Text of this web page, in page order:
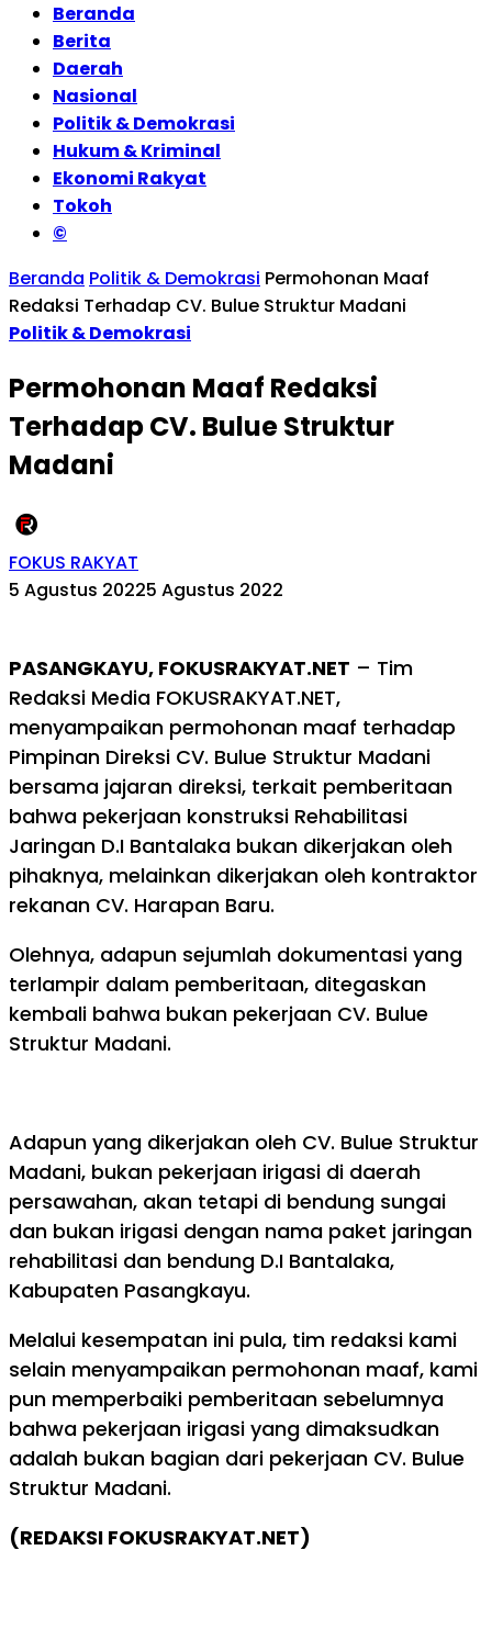
Beranda
Berita
Daerah
Nasional
Politik & Demokrasi
Hukum & Kriminal
Ekonomi Rakyat
Tokoh
©
Beranda Politik & Demokrasi Permohonan Maaf
Redaksi Terhadap CV. Bulue Struktur Madani
Politik & Demokrasi
Permohonan Maaf Redaksi
Terhadap CV. Bulue Struktur
Madani
FOKUS RAKYAT
5 Agustus 20225 Agustus 2022
PASANGKAYU, FOKUSRAKYAT.NET – Tim
Redaksi Media FOKUSRAKYAT.NET,
menyampaikan permohonan maaf terhadap
Pimpinan Direksi CV. Bulue Struktur Madani
bersama jajaran direksi, terkait pemberitaan
bahwa pekerjaan konstruksi Rehabilitasi
Jaringan D.I Bantalaka bukan dikerjakan oleh
pihaknya, melainkan dikerjakan oleh kontraktor
rekanan CV. Harapan Baru.
Olehnya, adapun sejumlah dokumentasi yang
terlampir dalam pemberitaan, ditegaskan
kembali bahwa bukan pekerjaan CV. Bulue
Struktur Madani.
Adapun yang dikerjakan oleh CV. Bulue Struktur
Madani, bukan pekerjaan irigasi di daerah
persawahan, akan tetapi di bendung sungai
dan bukan irigasi dengan nama paket jaringan
rehabilitasi dan bendung D.I Bantalaka,
Kabupaten Pasangkayu.
Melalui kesempatan ini pula, tim redaksi kami
selain menyampaikan permohonan maaf, kami
pun memperbaiki pemberitaan sebelumnya
bahwa pekerjaan irigasi yang dimaksudkan
adalah bukan bagian dari pekerjaan CV. Bulue
Struktur Madani.
(REDAKSI FOKUSRAKYAT.NET)